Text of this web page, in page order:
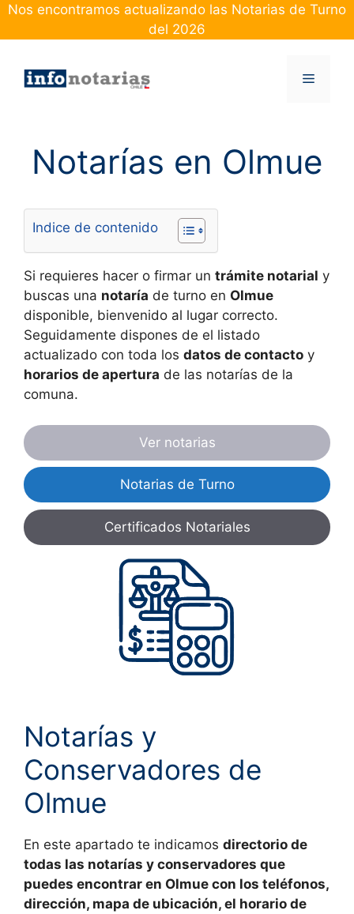
Skip
Nos encontramos actualizando las Notarias de Turno
del 2026
Menu
Notarías en Olmue
Indice de contenido
Si requieres hacer o firmar un trámite notarial y
buscas una notaría de turno en Olmue
disponible, bienvenido al lugar correcto.
Seguidamente dispones de el listado
actualizado con toda los datos de contacto y
horarios de apertura de las notarías de la
comuna.
Ver notarias
Notarias de Turno
Certificados Notariales
Notarías y
Conservadores de
Olmue
En este apartado te indicamos directorio de
todas las notarías y conservadores que
puedes encontrar en Olmue con los teléfonos,
dirección, mapa de ubicación, el horario de